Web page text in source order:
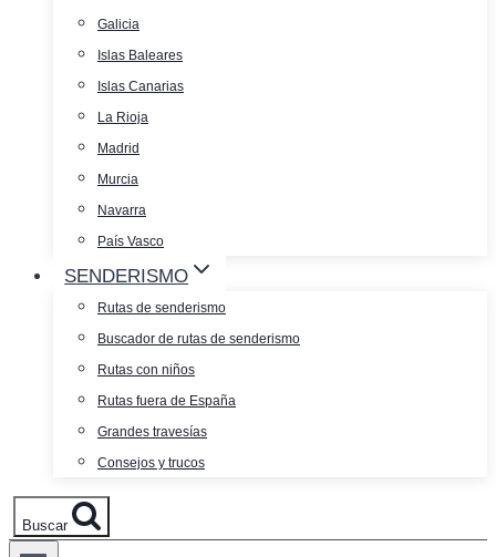
Galicia
Islas Baleares
Islas Canarias
La Rioja
Madrid
Murcia
Navarra
País Vasco
SENDERISMO
Rutas de senderismo
Buscador de rutas de senderismo
Rutas con niños
Rutas fuera de España
Grandes travesías
Consejos y trucos
Buscar